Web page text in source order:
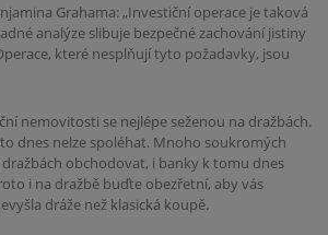
Grahama: „Investiční operace je taková
analýze slibuje bezpečné zachování jistiny
které nesplňují tyto požadavky, jsou
nemovitosti se nejlépe seženou na dražbách.
dnes nelze spoléhat. Mnoho soukromých
obchodovat, i banky k tomu dnes
i na dražbě buďte obezřetní, aby vás
dráže než klasická koupě.